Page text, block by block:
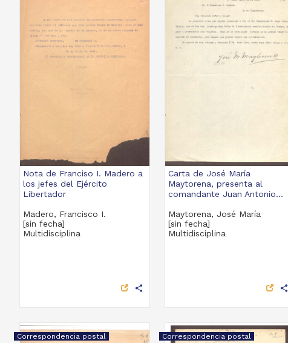
Nota de Franciso I. Madero a
los jefes del Ejército
Libertador
Madero, Francisco I.
[sin fecha]
Multidisciplina
share
Carta de José María
Maytorena, presenta al
comandante Juan Antonio...
Maytorena, José María
[sin fecha]
Multidisciplina
share
Correspondencia postal Correspondencia postal